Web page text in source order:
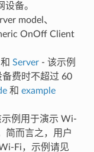
设备。
model、
OnOff Client
和 Server - 该示例
费时不超过 60
和 example
示例用于演示 Wi-
简而言之，用户
Fi，示例请见